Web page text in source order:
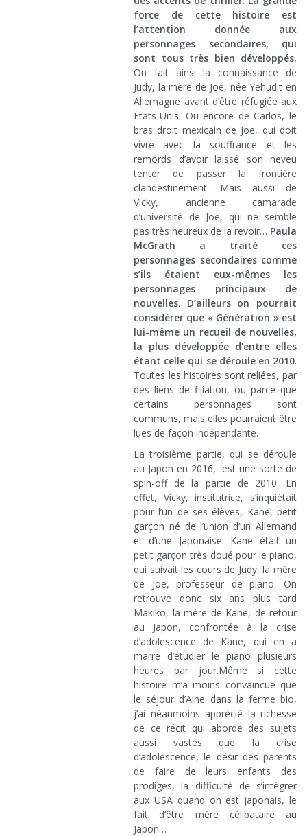
force de cette histoire est
l’attention donnée aux
personnages secondaires, qui
sont tous très bien développés.
On fait ainsi la connaissance de
Judy, la mère de Joe, née Yehudit en
Allemagne avant d’être réfugiée aux
Etats-Unis. Ou encore de Carlos, le
bras droit mexicain de Joe, qui doit
vivre avec la souffrance et les
remords d’avoir laissé son neveu
tenter de passer la frontière
clandestinement. Mais aussi de
Vicky, ancienne camarade
d’université de Joe, qui ne semble
pas très heureux de la revoir… Paula
McGrath a traité ces
personnages secondaires comme
s’ils étaient eux-mêmes les
personnages principaux de
nouvelles. D’ailleurs on pourrait
considérer que « Génération » est
lui-même un recueil de nouvelles,
la plus développée d’entre elles
étant celle qui se déroule en 2010.
Toutes les histoires sont reliées, par
des liens de filiation, ou parce que
certains personnages sont
communs, mais elles pourraient être
lues de façon indépendante.
La troisième partie, qui se déroule
au Japon en 2016, est une sorte de
spin-off de la partie de 2010. En
effet, Vicky, institutrice, s’inquiétait
pour l’un de ses élèves, Kane, petit
garçon né de l’union d’un Allemand
et d’une Japonaise. Kane était un
petit garçon très doué pour le piano,
qui suivait les cours de Judy, la mère
de Joe, professeur de piano. On
retrouve donc six ans plus tard
Makiko, la mère de Kane, de retour
au Japon, confrontée à la crise
d’adolescence de Kane, qui en a
marre d’étudier le piano plusieurs
heures par jour.Même si cette
histoire m’a moins convaincue que
le séjour d’Aine dans la ferme bio,
j’ai néanmoins apprécié la richesse
de ce récit qui aborde des sujets
aussi vastes que la crise
d’adolescence, le désir des parents
de faire de leurs enfants des
prodiges, la difficulté de s’intégrer
aux USA quand on est japonais, le
fait d’être mère célibataire au
Japon…